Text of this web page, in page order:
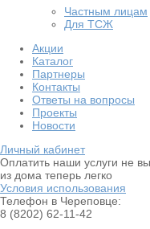
Частным лицам
Для ТСЖ
Акции
Каталог
Партнеры
Контакты
Ответы на вопросы
Проекты
Новости
Личный кабинет
Оплатить наши услуги не
из дома теперь легко
Условия использования
Телефон в Череповце:
8 (8202) 62-11-42